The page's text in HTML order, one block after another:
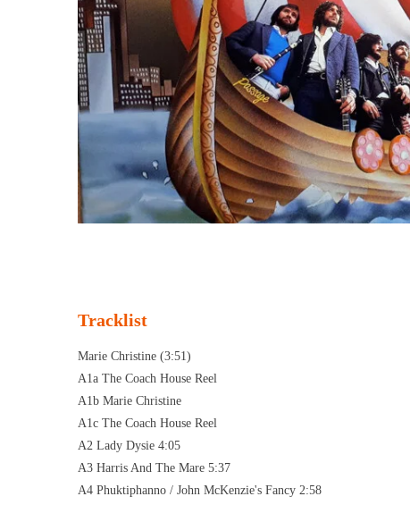
Tracklist
Marie Christine (3:51)
A1a The Coach House Reel
A1b Marie Christine
A1c The Coach House Reel
A2 Lady Dysie 4:05
A3 Harris And The Mare 5:37
A4 Phuktiphanno / John McKenzie's Fancy 2:58